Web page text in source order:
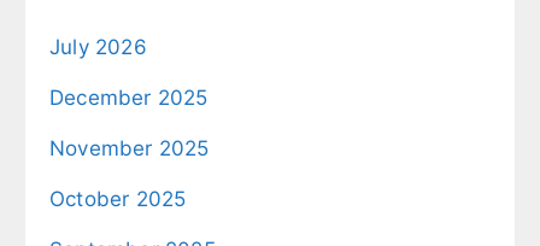
July 2026
December 2025
November 2025
October 2025